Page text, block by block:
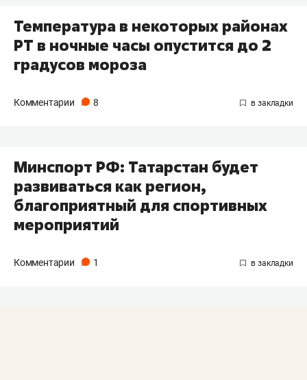
Температура в некоторых районах
РТ в ночные часы опустится до 2
градусов мороза
Комментарии 8
Минспорт РФ: Татарстан будет
развиваться как регион,
благоприятный для спортивных
мероприятий
Комментарии 1